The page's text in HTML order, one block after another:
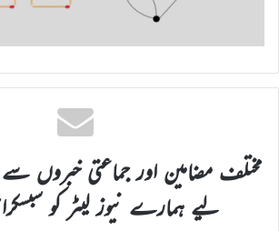
مختلف مضامین اور جماعتی خبروں
لیے ہمارے نیوز لیٹر کو